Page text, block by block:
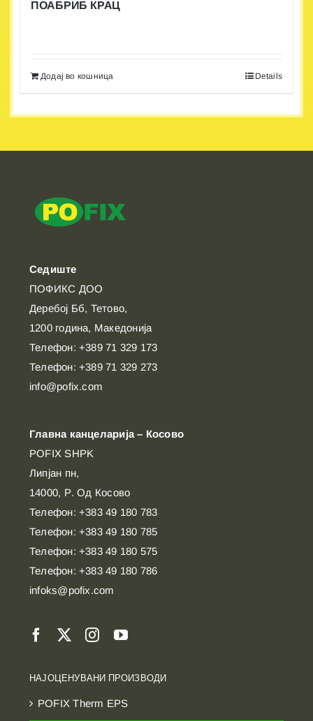
ПОАБРИБ КРАЦ
Додај во кошница Details
Седиште
ПОФИКС ДОО
Деребој Бб, Тетово,
1200 година, Македонија
Телефон: +389 71 329 173
Телефон: +389 71 329 273
info@pofix.com
Главна канцеларија – Косово
POFIX SHPK
Липјан пн,
14000, Р. Од Косово
Телефон: +383 49 180 783
Телефон: +383 49 180 785
Телефон: +383 49 180 575
Телефон: +383 49 180 786
infoks@pofix.com
НАЈОЦЕНУВАНИ ПРОИЗВОДИ
POFIX Therm EPS